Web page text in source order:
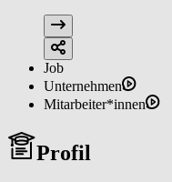
Job
Unternehmen
Mitarbeiter*innen
Profil